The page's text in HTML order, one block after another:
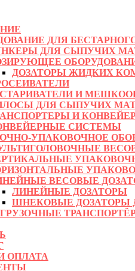
ДЛЯ
ДЛЯ СЫПУЧИХ
ДОЗАТОРЫ ЖИДКИХ
И
ДЛЯ СЫПУЧИХ
И
СИСТЕМЫ
УПАКОВОЧНОЕ
ВЕСОВЫЕ
ЛИНЕЙНЫЕ ДОЗАТОРЫ
ШНЕКОВЫЕ ДОЗАТОРЫ
ОПЛАТА